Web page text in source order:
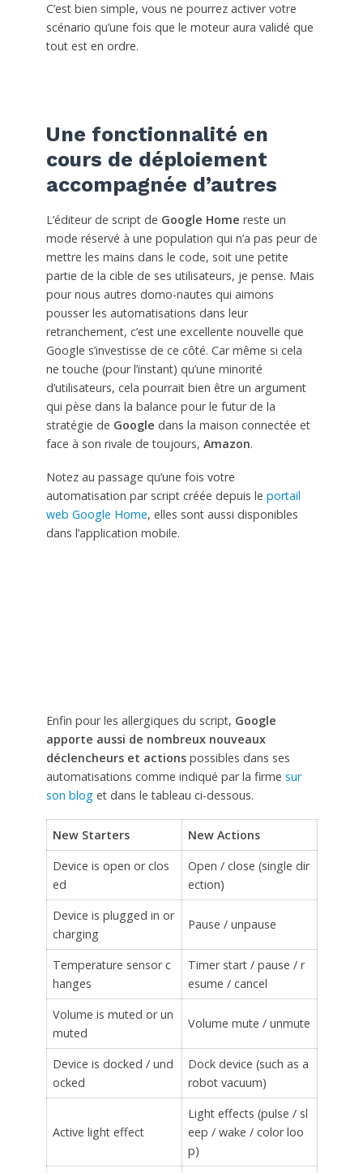
C’est bien simple, vous ne pourrez activer votre
scénario qu’une fois que le moteur aura validé que
tout est en ordre.
Une fonctionnalité en
cours de déploiement
accompagnée d’autres
L’éditeur de script de Google Home reste un
mode réservé à une population qui n’a pas peur de
mettre les mains dans le code, soit une petite
partie de la cible de ses utilisateurs, je pense. Mais
pour nous autres domo-nautes qui aimons
pousser les automatisations dans leur
retranchement, c’est une excellente nouvelle que
Google s’investisse de ce côté. Car même si cela
ne touche (pour l’instant) qu’une minorité
d’utilisateurs, cela pourrait bien être un argument
qui pèse dans la balance pour le futur de la
stratégie de Google dans la maison connectée et
face à son rivale de toujours, Amazon.
Notez au passage qu’une fois votre
automatisation par script créée depuis le portail
web Google Home, elles sont aussi disponibles
dans l’application mobile.
Enfin pour les allergiques du script, Google
apporte aussi de nombreux nouveaux
déclencheurs et actionspossibles dans ses
automatisations comme indiqué par la firme sur
son bloget dans le tableau ci-dessous.
New Starters
New Actions
Device is open or clos
ed
Open / close (single dir
ection)
Device is plugged in or
charging
Pause / unpause
Temperature sensor c
hanges
Timer start / pause / r
esume / cancel
Volume is muted or un
muted
Volume mute / unmute
Device is docked / und
ocked
Dock device (such as a
robot vacuum)
Active light effect
Light effects (pulse / sl
eep / wake / color loo
p)